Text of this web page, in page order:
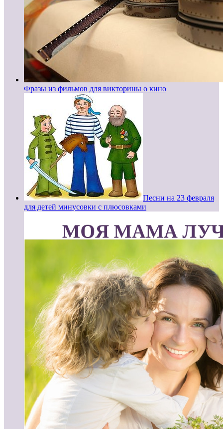
Фразы из фильмов для викторины о кино
Песни на 23 февраля
для детей минусовки с плюсовками